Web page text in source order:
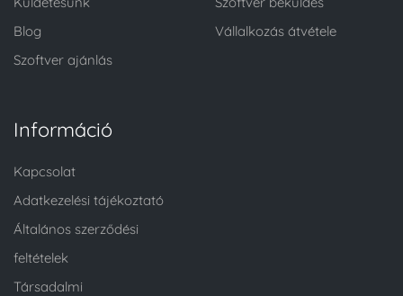
Blog
Szoftver ajánlás
Vállalkozás átvétele
Információ
Kapcsolat
Adatkezelési tájékoztató
Általános szerződési
feltételek
Társadalmi